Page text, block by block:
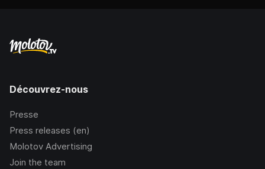
Découvrez-nous
Presse
Press releases (en)
Molotov Advertising
Join the team